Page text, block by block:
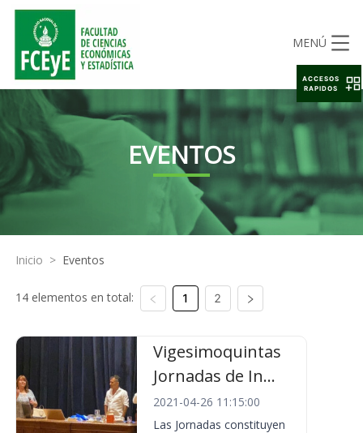
MENÚ
EVENTOS
Inicio > Eventos
14 elementos en total: 1 2
Vigesimoquintas
Jornadas de In...
2021-04-26 11:15:00
Las Jornadas constituyen
ACCESOS
RAPIDOS